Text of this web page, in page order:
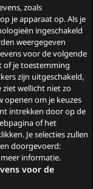
zoals
je apparaat op. Als je
ingeschakeld
weergegeven
voor de volgende
of je toestemming
zijn uitgeschakeld,
wellicht niet zo
openen om je keuzes
intrekken door op de
of het
Je selecties zullen
doorgevoerd:
informatie.
voor de